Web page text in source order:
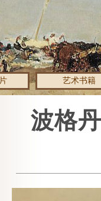
艺术书籍
波格